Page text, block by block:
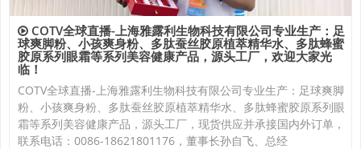
COTV全球直播-上海雅露利生物科技有限公司专业生产：足
球爽脚粉、小孩爽身粉、多肽蚕丝胶原植萃精华水、多肽蜂蜜
胶原系列眼霜等系列美容健康产品，源头工厂，欢迎大家光
临！
COTV全球直播-上海雅露利生物科技有限公司专业生产：足球爽脚
粉、小孩爽身粉、多肽蚕丝胶原植萃精华水、多肽蜂蜜胶原系列眼
霜等系列美容健康产品，源头工厂，现货供应并承接国内外订单，
联系电话：0086-18621801176，董事长孙自飞、总经